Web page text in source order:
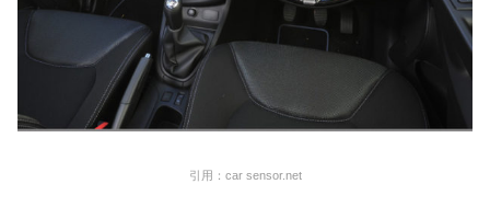
引用：car sensor.net